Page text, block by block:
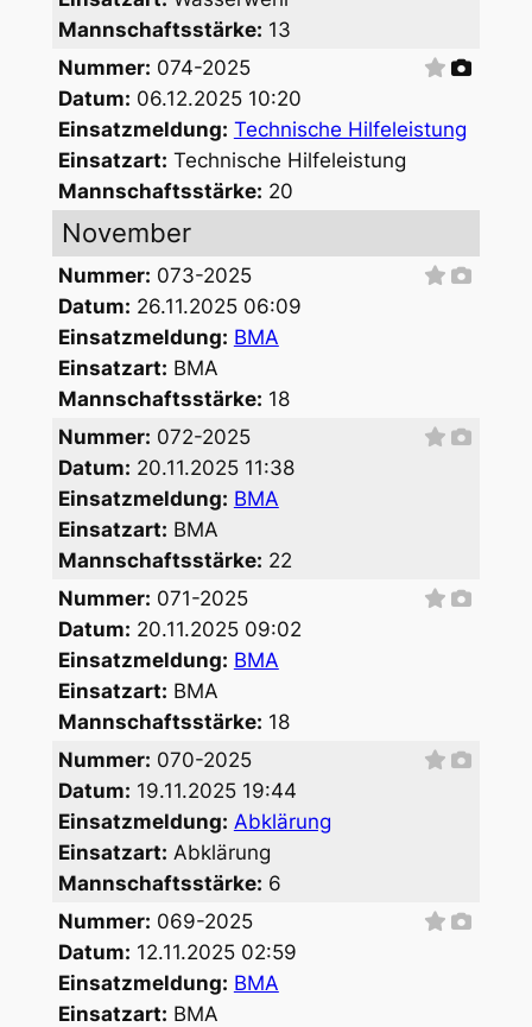
Mannschaftsstärke: 13
Nummer: 074-2025
Datum: 06.12.2025 10:20
Einsatzmeldung: Technische Hilfeleistung
Einsatzart: Technische Hilfeleistung
Mannschaftsstärke: 20
November
Nummer: 073-2025
Datum: 26.11.2025 06:09
Einsatzmeldung: BMA
Einsatzart: BMA
Mannschaftsstärke: 18
Nummer: 072-2025
Datum: 20.11.2025 11:38
Einsatzmeldung: BMA
Einsatzart: BMA
Mannschaftsstärke: 22
Nummer: 071-2025
Datum: 20.11.2025 09:02
Einsatzmeldung: BMA
Einsatzart: BMA
Mannschaftsstärke: 18
Nummer: 070-2025
Datum: 19.11.2025 19:44
Einsatzmeldung: Abklärung
Einsatzart: Abklärung
Mannschaftsstärke: 6
Nummer: 069-2025
Datum: 12.11.2025 02:59
Einsatzmeldung: BMA
Einsatzart: BMA